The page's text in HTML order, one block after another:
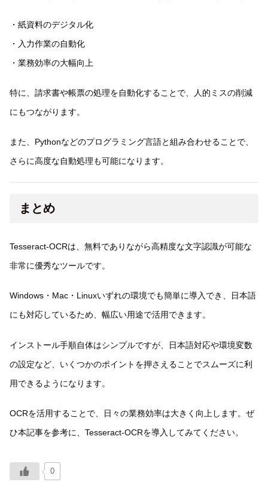
・紙資料のデジタル化
・入力作業の自動化
・業務効率の大幅向上
特に、請求書や帳票の処理を自動化することで、人的ミスの削減
にもつながります。
また、Pythonなどのプログラミング言語と組み合わせることで、
さらに高度な自動処理も可能になります。
まとめ
Tesseract-OCRは、無料でありながら高精度な文字認識が可能な
非常に優秀なツールです。
Windows・Mac・Linuxいずれの環境でも簡単に導入でき、日本語
にも対応しているため、幅広い用途で活用できます。
インストール手順自体はシンプルですが、日本語対応や環境変数
の設定など、いくつかのポイントを押さえることでスムーズに利
用できるようになります。
OCRを活用することで、日々の業務効率は大きく向上します。ぜ
ひ本記事を参考に、Tesseract-OCRを導入してみてください。
0